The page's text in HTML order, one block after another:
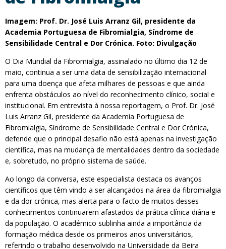
Imagem: Prof. Dr. José Luis Arranz Gil, presidente da
Academia Portuguesa de Fibromialgia, Síndrome de
Sensibilidade Central e Dor Crónica. Foto: Divulgação
O Dia Mundial da Fibromialgia, assinalado no último dia 12 de
maio, continua a ser uma data de sensibilização internacional
para uma doença que afeta milhares de pessoas e que ainda
enfrenta obstáculos ao nível do reconhecimento clínico, social e
institucional. Em entrevista à nossa reportagem, o Prof. Dr. José
Luis Arranz Gil, presidente da Academia Portuguesa de
Fibromialgia, Síndrome de Sensibilidade Central e Dor Crónica,
defende que o principal desafio não está apenas na investigação
científica, mas na mudança de mentalidades dentro da sociedade
e, sobretudo, no próprio sistema de saúde.
Ao longo da conversa, este especialista destaca os avanços
científicos que têm vindo a ser alcançados na área da fibromialgia
e da dor crónica, mas alerta para o facto de muitos desses
conhecimentos continuarem afastados da prática clínica diária e
da população. O académico sublinha ainda a importância da
formação médica desde os primeiros anos universitários,
referindo o trabalho desenvolvido na Universidade da Beira